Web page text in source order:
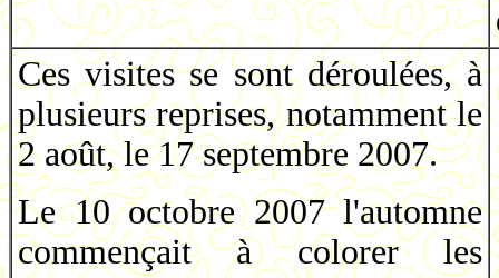
Ces visites se sont déroulées, à
plusieurs reprises, notamment le
2 août, le 17 septembre 2007.
Le 10 octobre 2007 l'automne
commençait à colorer les